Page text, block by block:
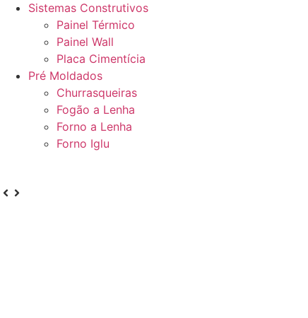
Sistemas Construtivos
Painel Térmico
Painel Wall
Placa Cimentícia
Pré Moldados
Churrasqueiras
Fogão a Lenha
Forno a Lenha
Forno Iglu